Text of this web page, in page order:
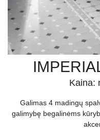
Kaina:
Galimas 4 madingų
galimybę begalinėms